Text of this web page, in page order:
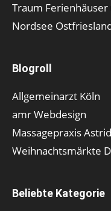
Traum
Nordsee
Blogroll
Allgemeinarzt Köln
amr Webdesign
Massagepraxis
Weihnachtsmärkte
Beliebte Kategorie